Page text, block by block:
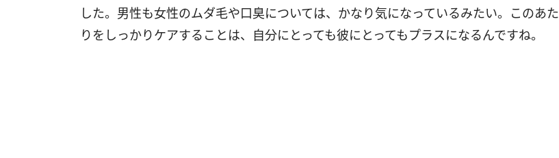
した。男性も女性のムダ毛や口臭については、かなり気になっているみたい。このあた
りをしっかりケアすることは、自分にとっても彼にとってもプラスになるんですね。